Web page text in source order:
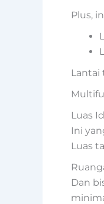
Plus,
Lantai
Luas
Ini
Luas
Dan